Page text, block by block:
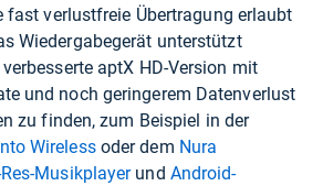
fast verlustfreie Übertragung erlaubt
Wiedergabegerät unterstützt
aptX HD-Version mit
und noch geringerem Datenverlust
zu finden, zum Beispiel in der
Wirelessoder dem Nura
Res-Musikplayerund Android-